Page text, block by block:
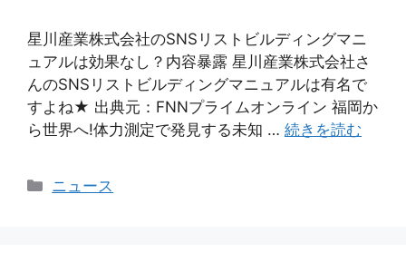
星川産業株式会社のSNSリストビルディングマニ
ュアルは効果なし？内容暴露 星川産業株式会社さ
んのSNSリストビルディングマニュアルは有名で
すよね★ 出典元：FNNプライムオンライン 福岡か
ら世界へ!体力測定で発見する未知 … 続きを読む
カ
ニュース